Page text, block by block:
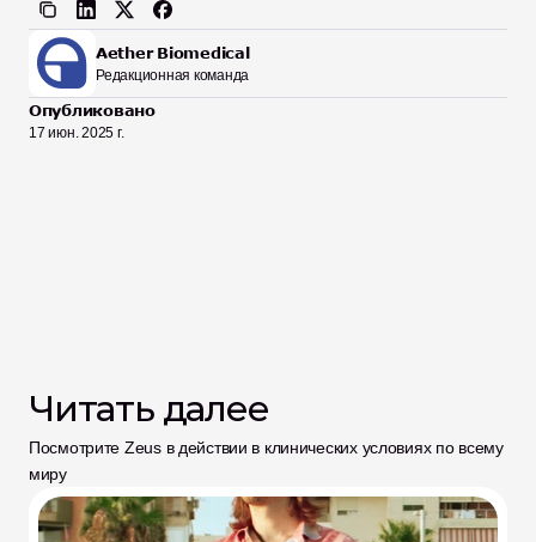
Aether Biomedical
Редакционная команда
Опубликовано
17 июн. 2025 г.
Читать далее
Посмотрите Zeus в действии в клинических условиях по всему
миру